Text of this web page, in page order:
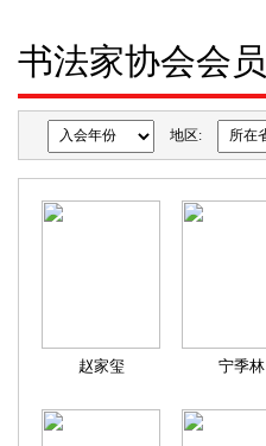
书法家协会会员
地区:
赵家玺 宁季林